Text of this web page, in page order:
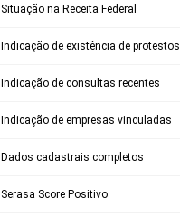
Situação na Receita Federal
Indicação de existência de protestos
Indicação de consultas recentes
Indicação de empresas vinculadas
Dados cadastrais completos
Serasa Score Positivo